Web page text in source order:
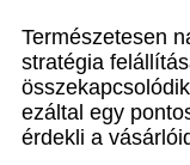
Természetesen
stratégia
ezáltal egy
érdekli a